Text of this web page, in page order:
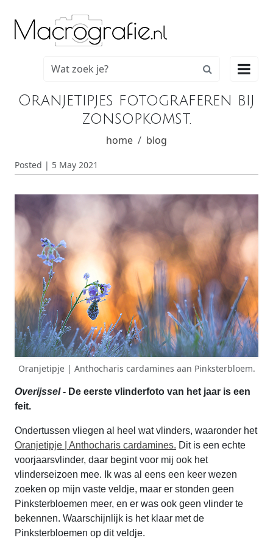

Oranjetipjes fotograferen bij
zonsopkomst.
home blog
Posted | 5 May 2021
Oranjetipje | Anthocharis cardamines aan Pinksterbloem.
Overijssel- De eerste vlinderfoto van het jaar is een
feit.
Ondertussen vliegen al heel wat vlinders, waaronder het
Oranjetipje | Anthocharis cardamines. Dit is een echte
voorjaarsvlinder, daar begint voor mij ook het
vlinderseizoen mee. Ik was al eens een keer wezen
zoeken op mijn vaste veldje, maar er stonden geen
Pinksterbloemen meer, en er was ook geen vlinder te
bekennen. Waarschijnlijk is het klaar met de
Pinksterbloemen op dit veldje.